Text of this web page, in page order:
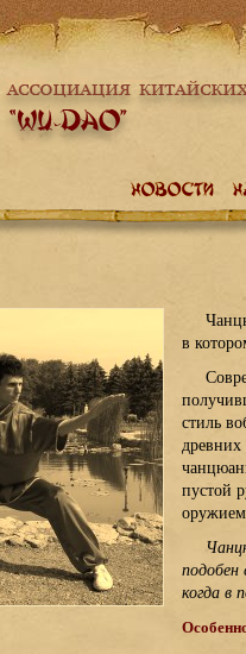
в
стиль
пустой
когда в